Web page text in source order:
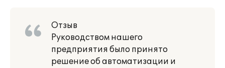
Отзыв
Руководством нашего
предприятия было принято
решение об автоматизации и